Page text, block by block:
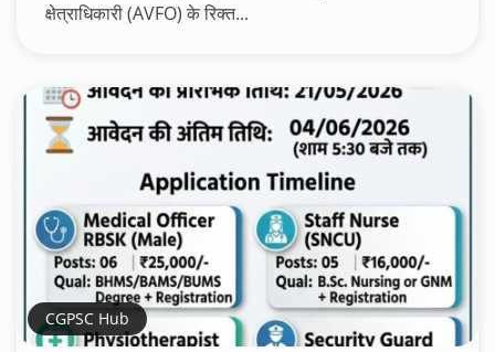
क्षेत्राधिकारी (AVFO) के रिक्त...
CGPSC Hub